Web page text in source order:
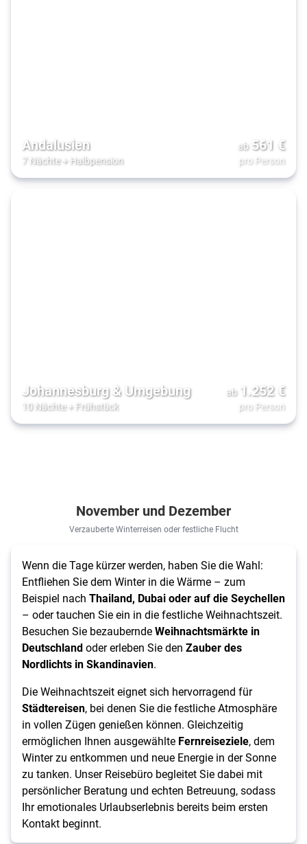
Andalusien
7 Nächte+ Halbpension
ab 561 €
pro Person
Johannesburg & Umgebung
10 Nächte+ Frühstück
ab 1.252€
pro Person
November und Dezember
Verzauberte Winterreisen oder festliche Flucht
Wenn die Tage kürzer werden, haben Sie die Wahl:
Entfliehen Sie dem Winter in die Wärme – zum
Beispiel nach Thailand, Dubai oder auf die Seychellen
– oder tauchen Sie ein in die festliche Weihnachtszeit.
Besuchen Sie bezauberndeWeihnachtsmärkte in
Deutschlandoder erleben Sie den Zauber des
Nordlichts in Skandinavien.
Die Weihnachtszeit eignet sich hervorragend für
Städtereisen, bei denen Sie die festliche Atmosphäre
in vollen Zügen genießen können. Gleichzeitig
ermöglichen Ihnen ausgewählte Fernreiseziele, dem
Winter zu entkommen und neue Energie in der Sonne
zu tanken. Unser Reisebüro begleitet Sie dabei mit
persönlicher Beratung und echten Betreuung, sodass
Ihr emotionales Urlaubserlebnis bereits beim ersten
Kontakt beginnt.